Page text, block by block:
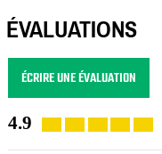
ÉVALUATIONS
ÉCRIRE UNE ÉVALUATION
4.9